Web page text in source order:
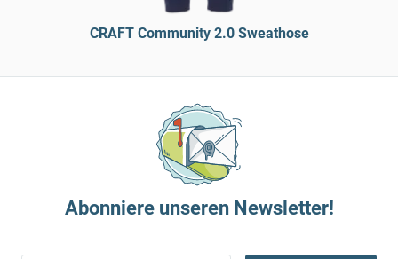
CRAFT Community 2.0 Sweathose
Abonniere unseren Newsletter!